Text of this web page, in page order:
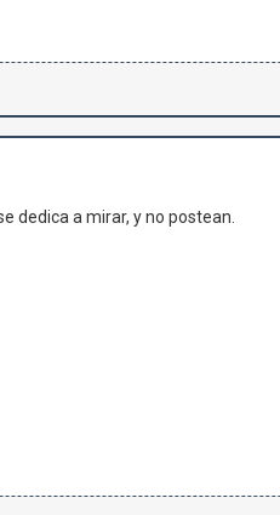
dedica a mirar, y no postean.